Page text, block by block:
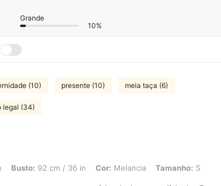
Grande
10%
(10) presente (10) meia taça (6)
legal (34)
cm / 36 in, Cor: Melancia, Tamanho: S
Busto: 92 cm / 36 in Cor: Melancia Tamanho: S